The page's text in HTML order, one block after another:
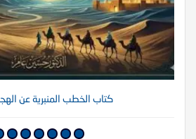
كتاب الخطب المنبرية عن